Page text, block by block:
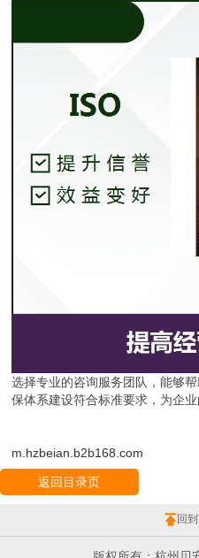
选择专业的咨询服务团队，能够
保体系建设符合标准要求，为企
m.hzbeian.b2b168.com
返回目录页
回